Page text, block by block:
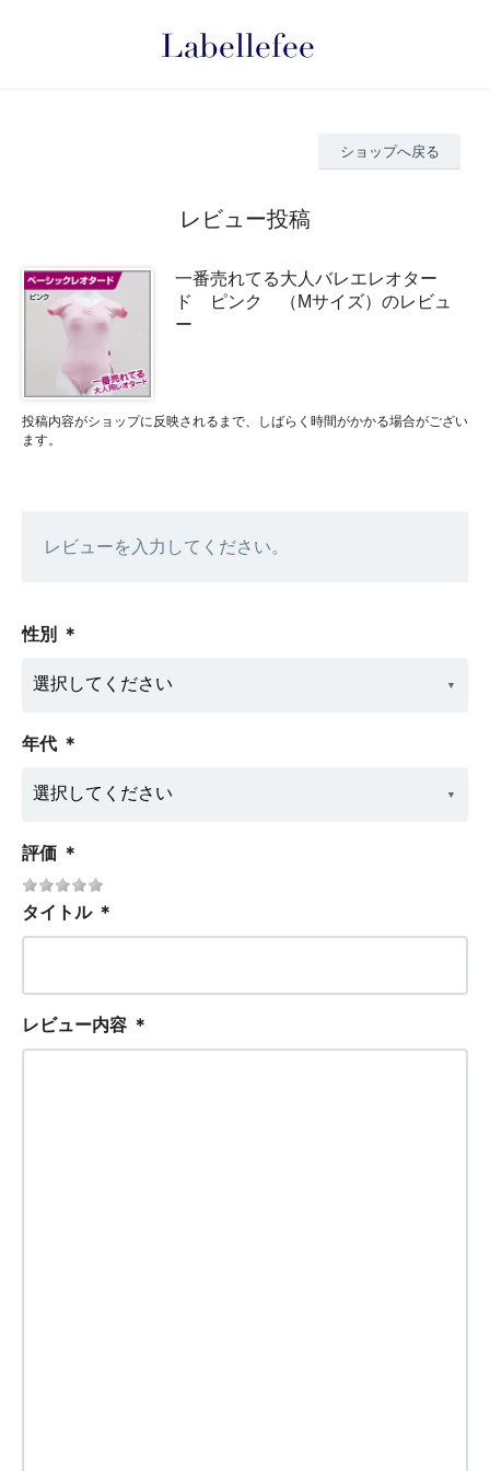
ショップへ戻る
レビュー投稿
一番売れてる大人バレエレオター
ド ピンク （Mサイズ）のレビュ
ー
投稿内容がショップに反映されるまで、しばらく時間がかかる場合がござい
ます。
レビューを入力してください。
性別 ＊
年代 ＊
評価 ＊
タイトル ＊
レビュー内容 ＊